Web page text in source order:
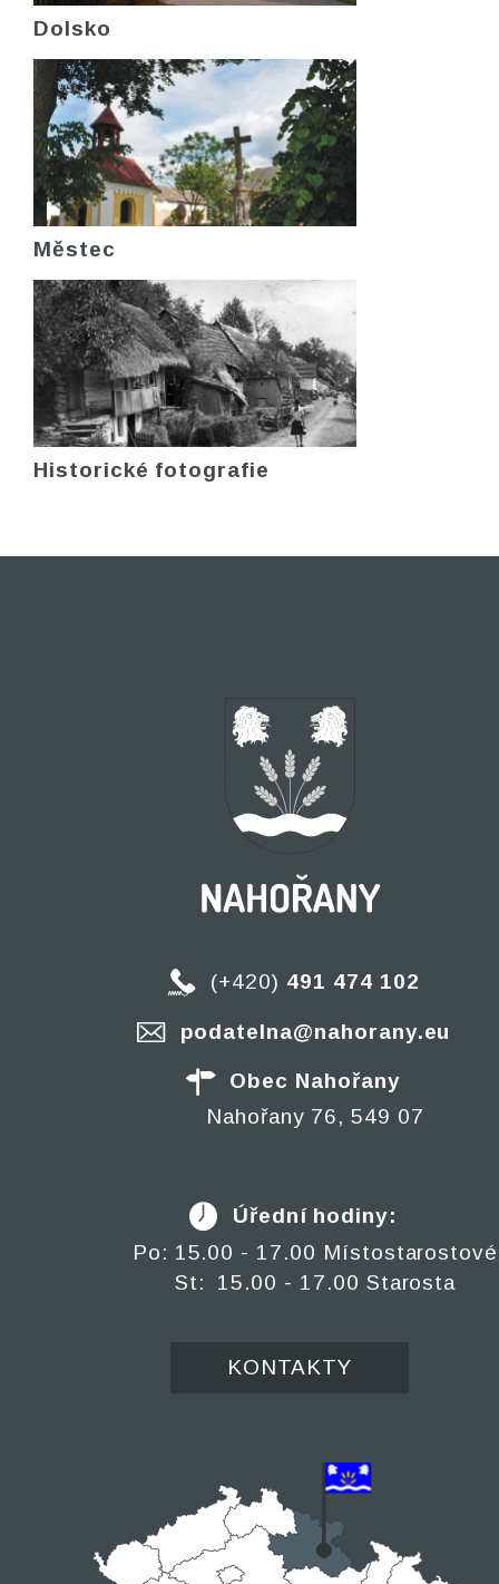
Dolsko
Městec
Historické fotografie
(+420) 491 474 102
podatelna@nahorany.eu
Obec Nahořany
Nahořany 76, 549 07
Úřední hodiny:
Po: 15.00 - 17.00 Místostarostové
St: 15.00 - 17.00 Starosta
KONTAKTY